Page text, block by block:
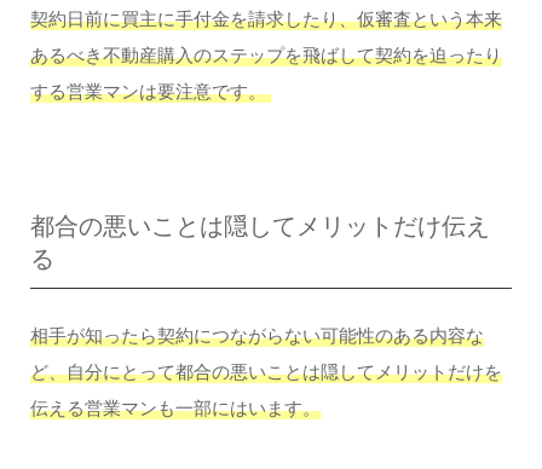
契約日前に買主に手付金を請求したり、仮審査という本来
あるべき不動産購入のステップを飛ばして契約を迫ったり
する営業マンは要注意です。
都合の悪いことは隠してメリットだけ伝え
る
相手が知ったら契約につながらない可能性のある内容な
ど、自分にとって都合の悪いことは隠してメリットだけを
伝える営業マンも一部にはいます。